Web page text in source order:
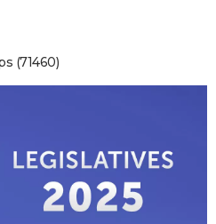
(71460)